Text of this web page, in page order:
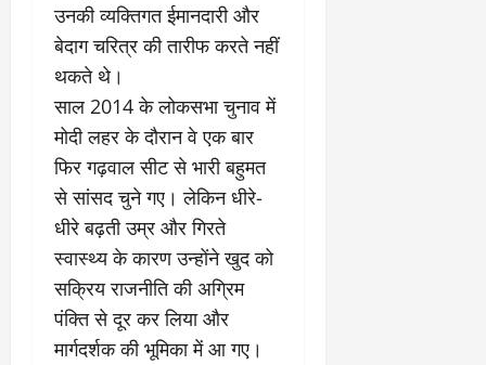
उनकी व्यक्तिगत ईमानदारी और
बेदाग चरित्र की तारीफ करते नहीं
थकते थे।
​साल 2014 के लोकसभा चुनाव में
मोदी लहर के दौरान वे एक बार
फिर गढ़वाल सीट से भारी बहुमत
से सांसद चुने गए। लेकिन धीरे-
धीरे बढ़ती उम्र और गिरते
स्वास्थ्य के कारण उन्होंने खुद को
सक्रिय राजनीति की अग्रिम
पंक्ति से दूर कर लिया और
मार्गदर्शक की भूमिका में आ गए।